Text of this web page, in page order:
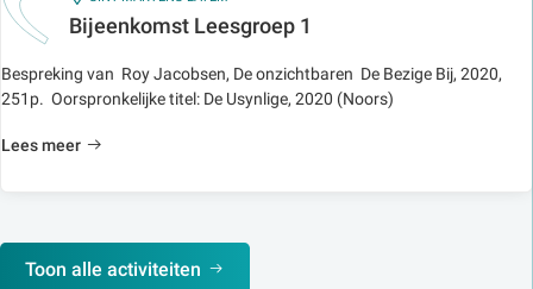
Bijeenkomst Leesgroep 1
Bespreking van Roy Jacobsen, De onzichtbaren De Bezige Bij, 2020,
251p. Oorspronkelijke titel: De Usynlige, 2020 (Noors)
Lees meer
Toon alle activiteiten